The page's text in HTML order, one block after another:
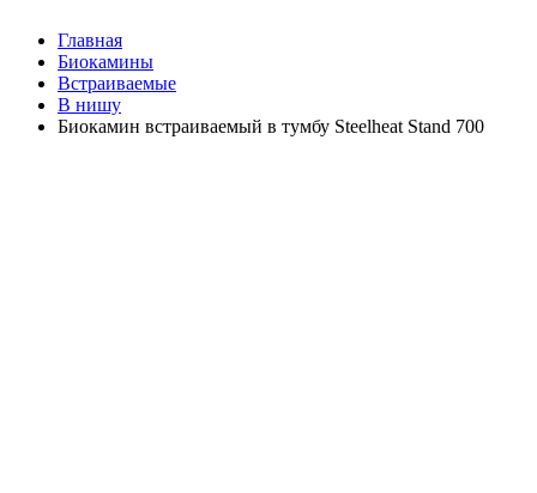
Главная
Биокамины
Встраиваемые
В нишу
Биокамин встраиваемый в тумбу Steelheat Stand 700